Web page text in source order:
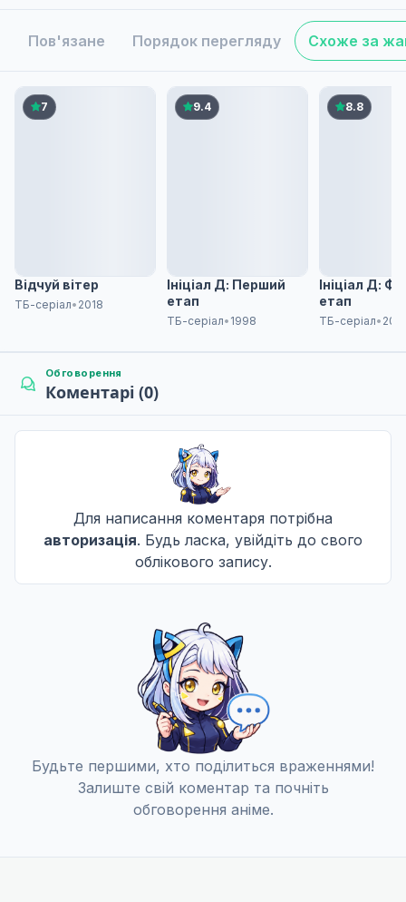
Ніколи не кажи «ніколи»
Хоп -> Крок ->
Дата уточнюється
Дата уточнюється
Пов'язане Порядок перегляду Схоже за
7
Відчуй вітер
ТБ-серіал• 2018
9.4
Ініціал Д: Перший
етап
ТБ-серіал• 1998
8.8
Ініціал Д:
етап
ТБ-серіал•
Обговорення
Коментарі (0)
Для написання коментаря потрібна
авторизація. Будь ласка, увійдіть до свого
облікового запису.
Будьте першими, хто поділиться враженнями!
Залиште свій коментар та почніть
обговорення аніме.